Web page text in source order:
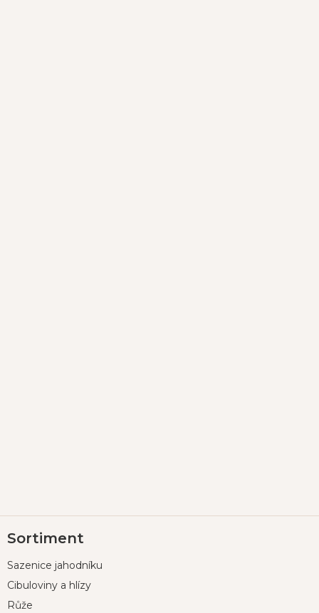
á
a
Sortiment
Sazenice jahodníku
Cibuloviny a hlízy
Růže